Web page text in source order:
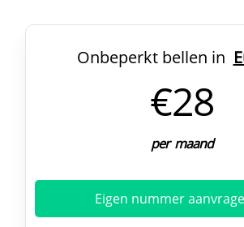
Onbeperkt bellen in
€28
per maand
Eigen nummer